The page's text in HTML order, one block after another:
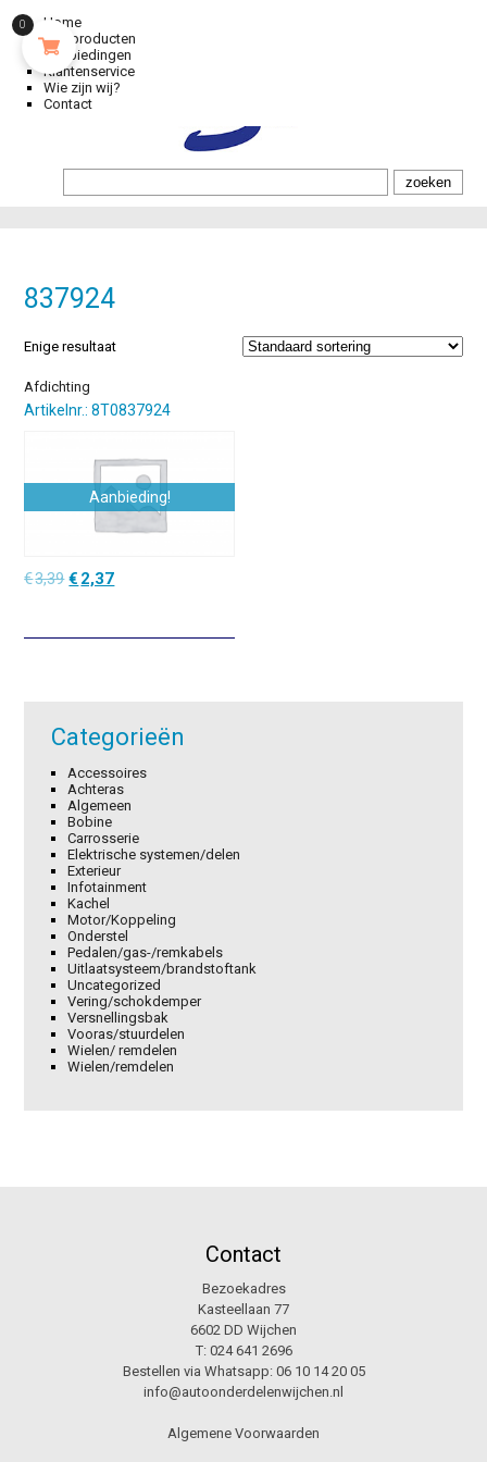
Home
Alle producten
Aanbiedingen
Klantenservice
Wie zijn wij?
Contact
837924
Enige resultaat
Afdichting
Artikelnr.: 8T0837924
Aanbieding!
€3,39Oorspronkelijke
€3,39.
€ 2,37Huidige
€2,37.
Categorieën
Accessoires
Achteras
Algemeen
Bobine
Carrosserie
Elektrische systemen/delen
Exterieur
Infotainment
Kachel
Motor/Koppeling
Onderstel
Pedalen/gas-/remkabels
Uitlaatsysteem/brandstoftank
Uncategorized
Vering/schokdemper
Versnellingsbak
Vooras/stuurdelen
Wielen/ remdelen
Wielen/remdelen
Contact
Bezoekadres
Kasteellaan 77
6602 DD Wijchen
T: 024 641 2696
Bestellen via Whatsapp: 06 10 14 20 05
info@autoonderdelenwijchen.nl
Algemene Voorwaarden
0